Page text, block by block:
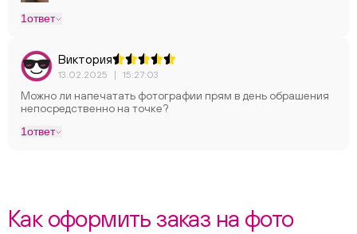
1ответ
Виктория
13.02.2025 | 15:27:03
Можно ли напечатать фотографии прям в день обрашения
непосредственно на точке?
1ответ
Как оформить заказ на фото